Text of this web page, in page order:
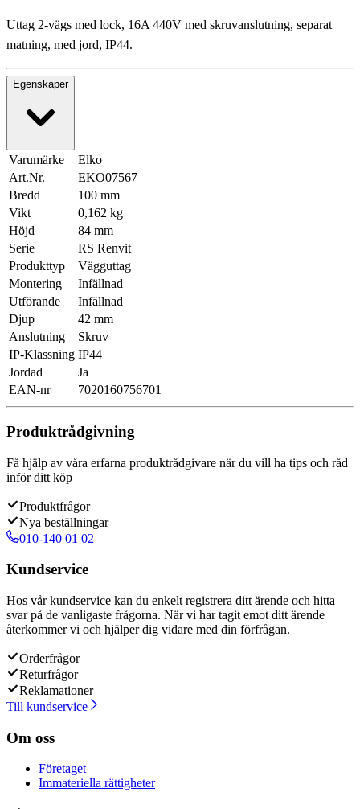
Uttag 2-vägs med lock, 16A 440V med skruvanslutning, separat
matning, med jord, IP44.
Egenskaper
Varumärke
Elko
Art.Nr.
EKO07567
Bredd
100 mm
Vikt
0,162 kg
Höjd
84 mm
Serie
RS Renvit
Produkttyp
Vägguttag
Montering
Infällnad
Utförande
Infällnad
Djup
42 mm
Anslutning
Skruv
IP-Klassning IP44
Jordad
Ja
EAN-nr
7020160756701
Produktrådgivning
Få hjälp av våra erfarna produktrådgivare när du vill ha tips och råd
inför ditt köp
Produktfrågor
Nya beställningar
010-140 01 02
Kundservice
Hos vår kundservice kan du enkelt registrera ditt ärende och hitta
svar på de vanligaste frågorna. När vi har tagit emot ditt ärende
återkommer vi och hjälper dig vidare med din förfrågan.
Orderfrågor
Returfrågor
Reklamationer
Till kundservice
Om oss
Företaget
Immateriella rättigheter